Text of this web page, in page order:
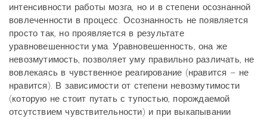
интенсивности работы мозга, но и в степени осознанной
вовлеченности в процесс. Осознанность не появляется
просто так, но проявляется в результате
уравновешенности ума. Уравновешенность, она же
невозмутимость, позволяет уму правильно различать, не
вовлекаясь в чувственное реагирование (нравится – не
нравится). В зависимости от степени невозмутимости
(которую не стоит путать с тупостью, порождаемой
отсутствием чувствительности) и при выкапывании